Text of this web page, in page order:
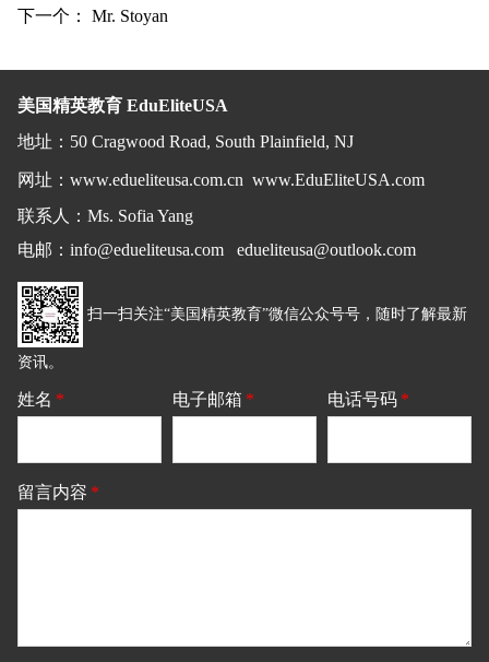
下一个： Mr. Stoyan
美国精英教育 EduEliteUSA
地址 ： 50 Cragwood Road, South Plainfield, NJ
网址： www.edueliteusa.com.cn www.EduEliteUSA.com
联系人：Ms. Sofia Yang
电邮 ： info@edueliteusa.com edueliteusa@outlook.com
扫一扫关注“美国精英教育”微信公众号号，随时了解最新
资讯。
姓名 * 电子邮箱 * 电话号码 *
留言内容 *